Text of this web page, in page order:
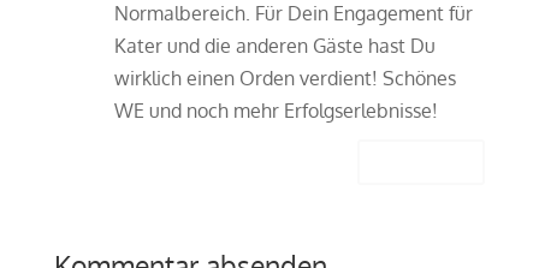
Normalbereich. Für Dein Engagement für
Kater und die anderen Gäste hast Du
wirklich einen Orden verdient! Schönes
WE und noch mehr Erfolgserlebnisse!